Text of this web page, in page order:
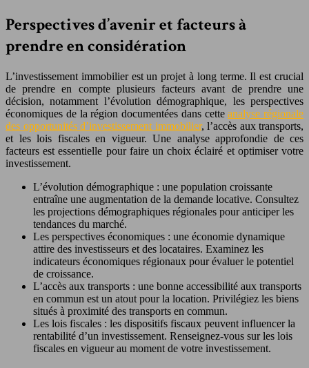
Perspectives d’avenir et facteurs à
prendre en considération
L’investissement immobilier est un projet à long terme. Il est crucial
de prendre en compte plusieurs facteurs avant de prendre une
décision, notamment l’évolution démographique, les perspectives
économiques de la région documentées dans cetteanalyse régionale
des opportunités d’investissement immobilier, l’accès aux transports,
et les lois fiscales en vigueur. Une analyse approfondie de ces
facteurs est essentielle pour faire un choix éclairé et optimiser votre
investissement.
L’évolution démographique : une population croissante
entraîne une augmentation de la demande locative. Consultez
les projections démographiques régionales pour anticiper les
tendances du marché.
Les perspectives économiques : une économie dynamique
attire des investisseurs et des locataires. Examinez les
indicateurs économiques régionaux pour évaluer le potentiel
de croissance.
L’accès aux transports : une bonne accessibilité aux transports
en commun est un atout pour la location. Privilégiez les biens
situés à proximité des transports en commun.
Les lois fiscales : les dispositifs fiscaux peuvent influencer la
rentabilité d’un investissement. Renseignez-vous sur les lois
fiscales en vigueur au moment de votre investissement.